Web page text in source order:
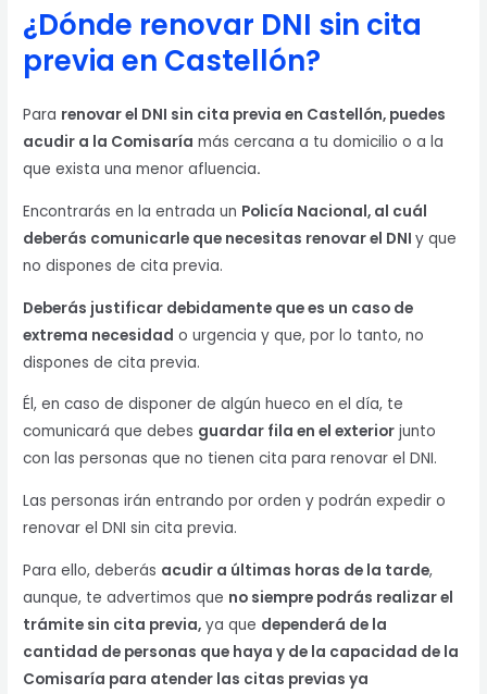
¿Dónde renovar DNI sin cita
previa en Castellón?
Para renovar el DNI sin cita previa en Castellón, puedes
acudir a la Comisaría más cercana a tu domicilio o a la
que exista una menor afluencia.
Encontrarás en la entrada un Policía Nacional, al cuál
deberás comunicarle que necesitas renovar el DNIy que
no dispones de cita previa.
Deberás justificar debidamente que es un caso de
extrema necesidad o urgencia y que, por lo tanto, no
dispones de cita previa.
Él, en caso de disponer de algún hueco en el día, te
comunicará que debes guardar fila en el exterior junto
con las personas que no tienen cita para renovar el DNI.
Las personas irán entrando por orden y podrán expedir o
renovar el DNI sin cita previa.
Para ello, deberás acudir a últimas horas de la tarde,
aunque, te advertimos que no siempre podrás realizar el
trámite sin cita previa, ya que dependerá de la
cantidad de personas que haya y de la capacidad de la
Comisaría para atender las citas previas ya